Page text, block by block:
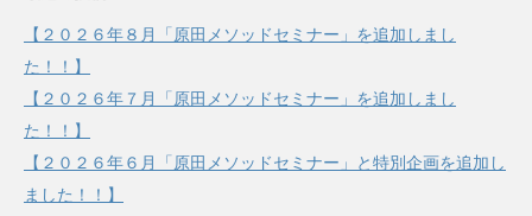
【２０２６年８月「原田メソッドセミナー」を追加しまし
た！！】
【２０２６年７月「原田メソッドセミナー」を追加しまし
た！！】
【２０２６年６月「原田メソッドセミナー」と特別企画を追加し
ました！！】